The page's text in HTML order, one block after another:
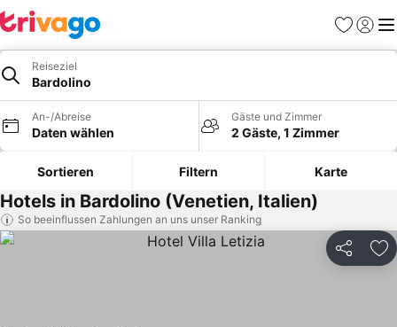
Favoriten
Reiseziel
Bardolino
An-/Abreise
Daten wählen
Gäste und Zimmer
2 Gäste, 1 Zimmer
Sortieren Filtern Karte
Hotels in Bardolino (Venetien, Italien)
So beeinflussen Zahlungen an uns unser Ranking
Teilen